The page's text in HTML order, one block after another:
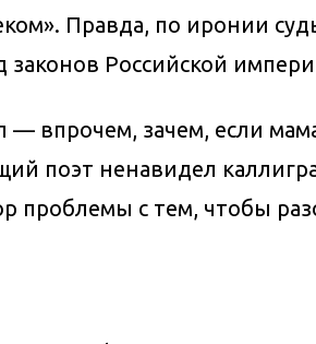
Правда, по иронии
законов Российской
впрочем, зачем, если
поэт ненавидел
проблемы с тем, чтобы